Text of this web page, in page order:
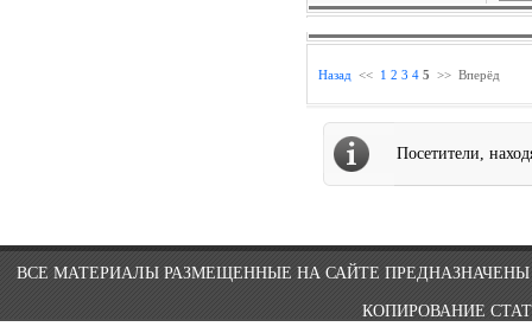
Назад << 1 2 3 4 5 >> Вперёд
Посетители,
ВСЕ МАТЕРИАЛЫ РАЗМЕЩЕННЫЕ НА САЙТЕ
КОПИРОВАНИЕ